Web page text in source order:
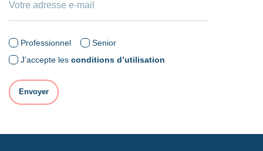
Professionnel
Senior
J’accepte les conditions d’utilisation